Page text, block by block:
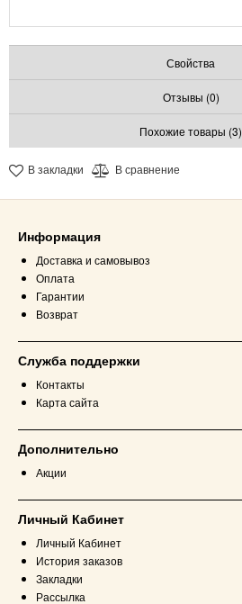
Свойства
Отзывы (0)
Похожие товары (3)
В закладки В сравнение
Информация
Доставка и самовывоз
Оплата
Гарантии
Возврат
Служба поддержки
Контакты
Карта сайта
Дополнительно
Акции
Личный Кабинет
Личный Кабинет
История заказов
Закладки
Рассылка